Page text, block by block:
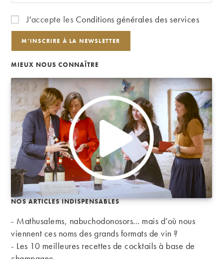
J'accepte les Conditions générales des services
MIEUX NOUS CONNAÎTRE
NOS ARTICLES INDISPENSABLES
- Mathusalems, nabuchodonosors… mais d’où nous
viennent ces noms des grands formats de vin ?
- Les 10 meilleures recettes de cocktails à base de